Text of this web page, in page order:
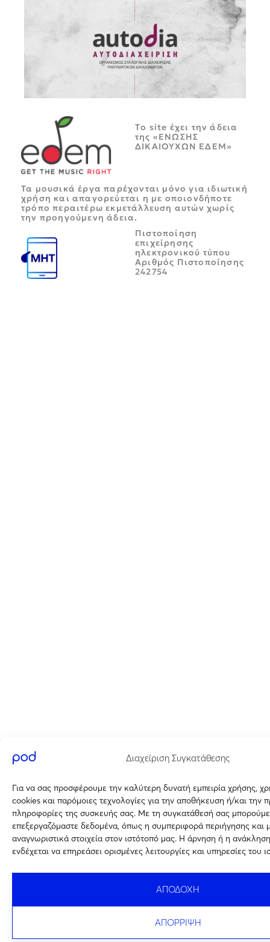
Διαχείριση Συγκατάθεσης
Για να σας προσφέρουμε την καλύτερη δυνατή εμπειρία χρήσης,
cookies και παρόμοιες τεχνολογίες για την αποθήκευση ή/και την
πληροφορίες της συσκευής σας. Με τη συγκατάθεσή σας
επεξεργαζόμαστε δεδομένα, όπως η συμπεριφορά περιήγησης και
αναγνωριστικά στοιχεία στον ιστότοπό μας. Η άρνηση ή η
ενδέχεται να επηρεάσει ορισμένες λειτουργίες και υπηρεσίες του
ΑΠΟΔΟΧΗ
ΑΠΟΡΡΙΨΗ
Tο site έχει την άδεια
της «ΕΝΩΣΗΣ
ΔΙΚΑΙΟΥΧΩΝ ΕΔΕΜ»
Τα μουσικά έργα παρέχονται μόνο για ιδιωτική
χρήση και απαγορεύεται η με οποιονδήποτε
τρόπο περαιτέρω εκμετάλλευση αυτών χωρίς
την προηγούμενη άδεια.
Πιστοποίηση
επιχείρησης
ηλεκτρονικού τύπου
Αριθμός Πιστοποίησης
242754